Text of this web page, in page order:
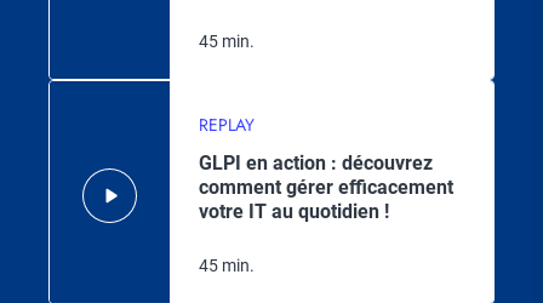
45 min.
REPLAY
GLPI en action : découvrez
comment gérer efficacement
votre IT au quotidien !
45 min.